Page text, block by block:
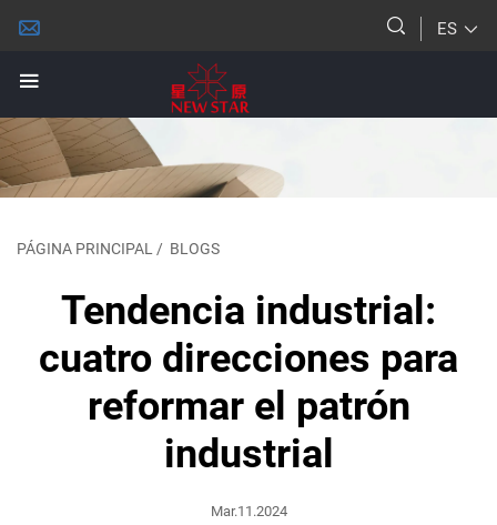
ES
PÁGINA PRINCIPAL/ BLOGS
Tendencia industrial:
cuatro direcciones para
reformar el patrón
industrial
Mar.11.2024